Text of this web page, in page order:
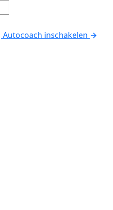
Autocoach inschakelen